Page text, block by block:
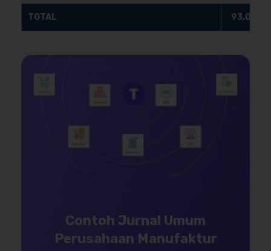
TOTAL
Contoh Jurnal Umum
Perusahaan Manufaktur